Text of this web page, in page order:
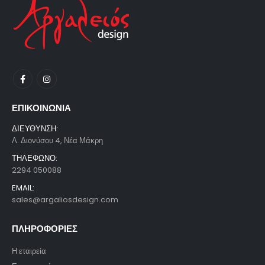
ΕΠΙΚΟΙΝΩΝΙΑ
ΔΙΕΥΘΥΝΣΗ:
Λ. Διονύσου 4, Νέα Μάκρη
ΤΗΛΕΦΩΝΟ:
2294 050088
EMAIL:
sales@argaliosdesign.com
ΠΛΗΡΟΦΟΡΙΕΣ
Η εταιρεία